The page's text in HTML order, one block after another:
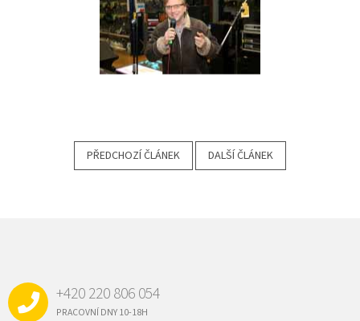
PŘEDCHOZÍ ČLÁNEK DALŠÍ ČLÁNEK
+420 220 806 054
PRACOVNÍ DNY 10-18H